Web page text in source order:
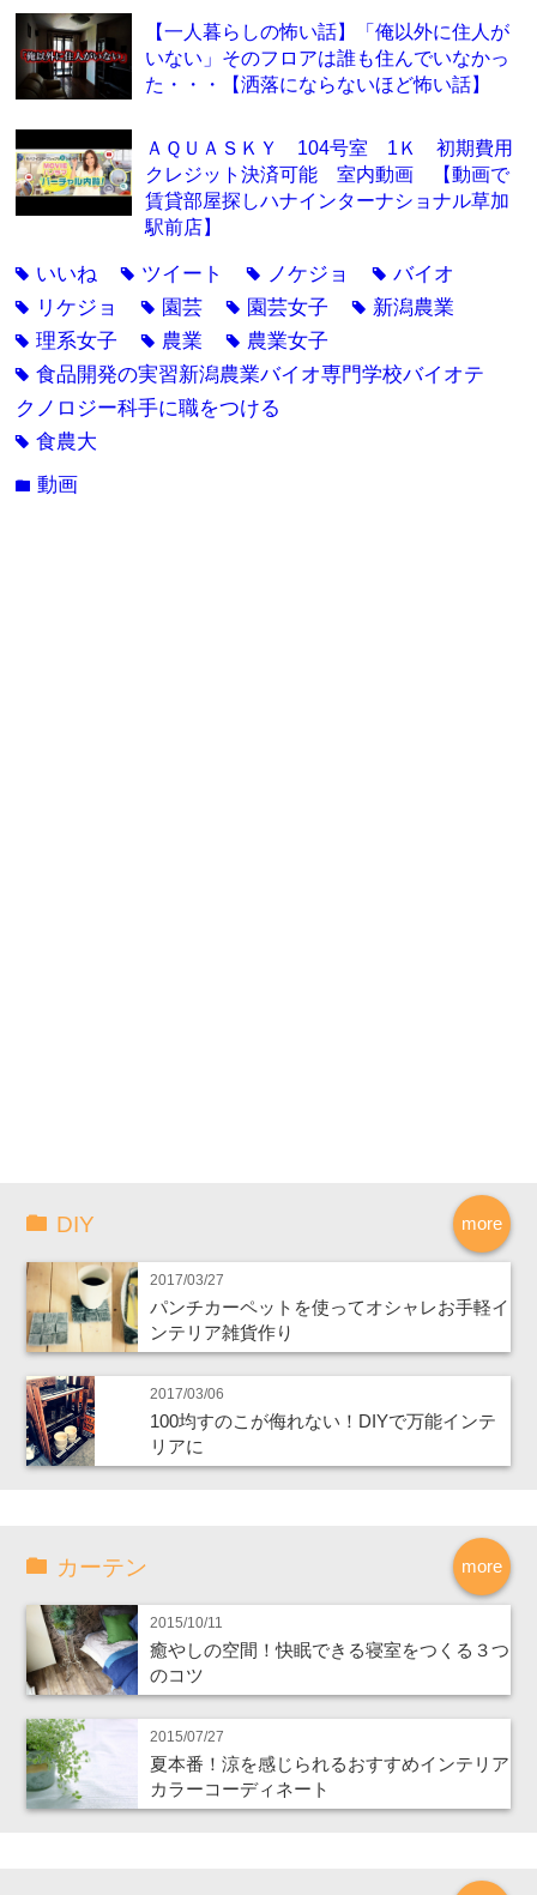
【一人暮らしの怖い話】「俺以外に住人が
いない」そのフロアは誰も住んでいなかっ
た・・・【洒落にならないほど怖い話】
ＡＱＵＡＳＫＹ 104号室 1Ｋ 初期費用
クレジット決済可能 室内動画 【動画で
賃貸部屋探しハナインターナショナル草加
駅前店】
tag いいね tag ツイート tag ノケジョ tagバイオ
tag リケジョ tag 園芸 tag 園芸女子 tag 新潟農業
tag理系女子 tag 農業 tag 農業女子
tag食品開発の実習新潟農業バイオ専門学校バイオテ
クノロジー科手に職をつける
tag食農大
folder動画
more
DIY
2017/03/27
パンチカーペットを使ってオシャレお手軽イ
ンテリア雑貨作り
2017/03/06
100均すのこが侮れない！DIYで万能インテ
リアに
more
カーテン
2015/10/11
癒やしの空間！快眠できる寝室をつくる３つ
のコツ
2015/07/27
夏本番！涼を感じられるおすすめインテリア
カラーコーディネート